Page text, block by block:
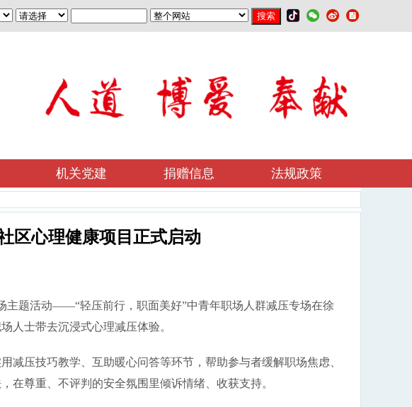
机关党建 捐赠信息 法规政策
区心理健康项目正式启动
主题活动——“轻压前行，职面美好”中青年职场人群减压专场在徐
人士带去沉浸式心理减压体验。
减压技巧教学、互助暖心问答等环节，帮助参与者缓解职场焦虑、
在尊重、不评判的安全氛围里倾诉情绪、收获支持。